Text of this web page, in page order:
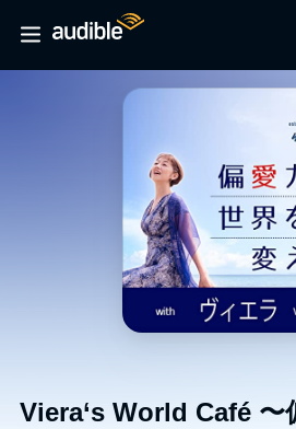
Viera‘s World Café 〜